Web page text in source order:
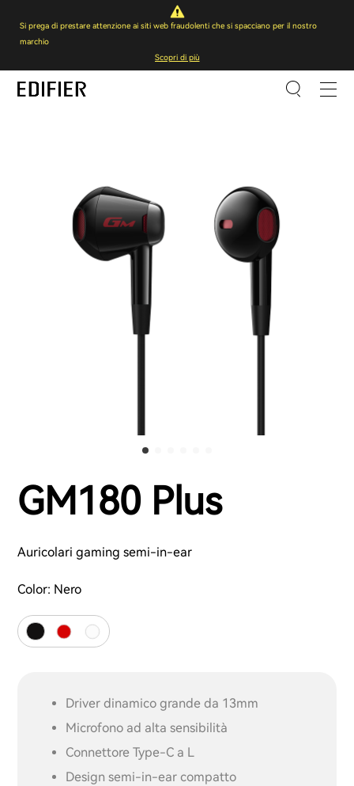
Si prega di prestare attenzione ai siti web fraudolenti che si spacciano per il nostro
marchio
Scopri di più
GM180 Plus
Auricolari gaming semi-in-ear
Color: Nero
Driver dinamico grande da 13mm
Microfono ad alta sensibilità
Connettore Type-C a L
Design semi-in-ear compatto